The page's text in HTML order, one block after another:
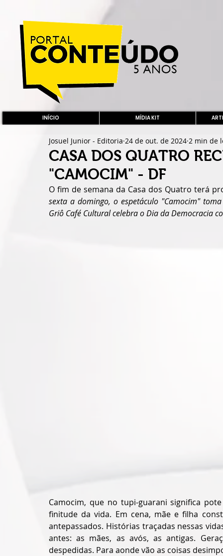
INÍCIO MÍDIA KIT
CASA DOS QUATRO
"CAMOCIM" - DF
Josuel Junior - Editoria 24 de out. de 2024 2 min de
sexta a domingo, o espetáculo "Camocim"
Griô Café Cultural celebra o Dia da Democracia
Camocim, que no tupi-guarani significa
finitude da vida. Em cena, mãe e filha
antepassados. Histórias traçadas nessas
antes: as mães, as avós, as antigas.
despedidas. Para aonde vão as coisas